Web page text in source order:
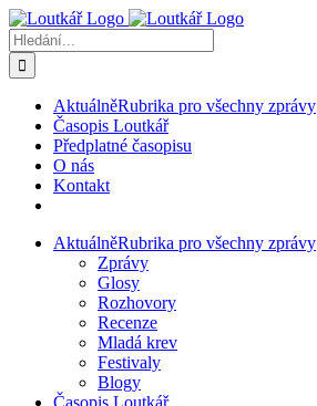
Přeskočit
na
obsah
Hledat:
AktuálněRubrika pro všechny zprávy
Časopis Loutkář
Předplatné časopisu
O nás
Kontakt
AktuálněRubrika pro všechny zprávy
Zprávy
Glosy
Rozhovory
Recenze
Mladá krev
Festivaly
Blogy
Časopis Loutkář